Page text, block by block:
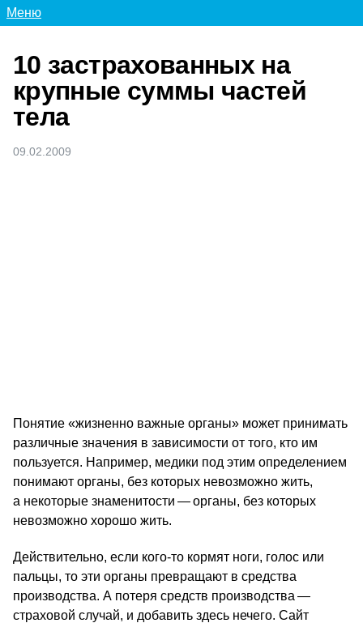
Меню
10 застрахованных на
крупные суммы частей
тела
09.02.2009
Понятие «жизненно важные органы» может принимать
различные значения в зависимости от того, кто им
пользуется. Например, медики под этим определением
понимают органы, без которых невозможно жить,
а некоторые знаменитости — органы, без которых
невозможно хорошо жить.
Действительно, если кого-то кормят ноги, голос или
пальцы, то эти органы превращают в средства
производства. А потеря средств производства —
страховой случай, и добавить здесь нечего. Сайт